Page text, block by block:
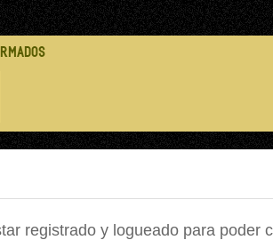
registrado y logueado para poder